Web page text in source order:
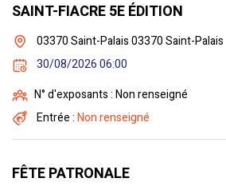
SAINT-FIACRE 5E ÉDITION
03370 Saint-Palais 03370 Saint-Palais
30/08/2026 06:00
N° d'exposants : Non renseigné
Entrée :Non renseigné
FÊTE PATRONALE